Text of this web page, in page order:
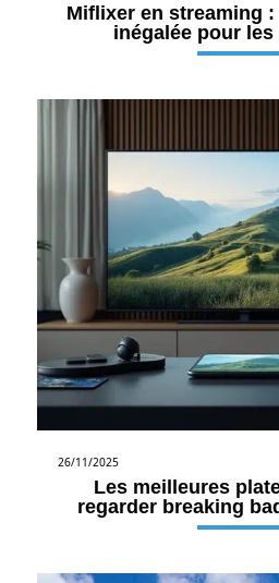
Miflixer en streaming
inégalée pour
26/11/2025
Les meilleures
regarder breaking